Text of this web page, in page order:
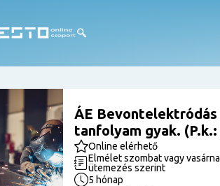
ÁE
tanfolyam gyak. (P.k.:
Online elérhető
Elmélet szombat vagy
ütemezés szerint
5 hónap